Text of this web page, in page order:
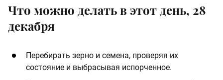
Что можно делать в этот день, 28
декабря
Перебирать зерно и семена, проверяя их
состояние и выбрасывая испорченное.